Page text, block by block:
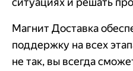
Магнит Доставка
поддержку на всех
не так, вы всегда